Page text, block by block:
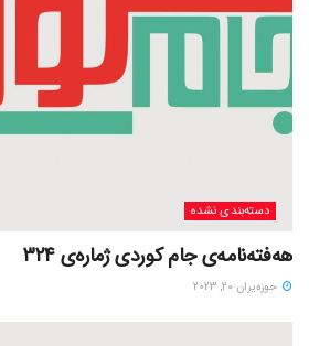
دسته‌بندی نشده
هەفتەنامەی جام کوردی ژمارەی 324
حوزه‌یران 20, 2023